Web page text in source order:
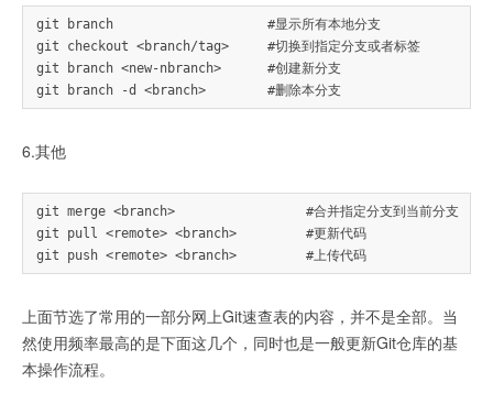
git branch                    #显示所有本地分支
git checkout <branch/tag>     #切换到指定分支或者标签
git branch <new-nbranch>      #创建新分支
6.其他
git merge <branch>                 #合并指定分支到当前分支
git pull <remote> <branch>         #更新代码
上面节选了常用的一部分网上Git速查表的内容，并不是全部。当
然使用频率最高的是下面这几个，同时也是一般更新Git仓库的基
本操作流程。